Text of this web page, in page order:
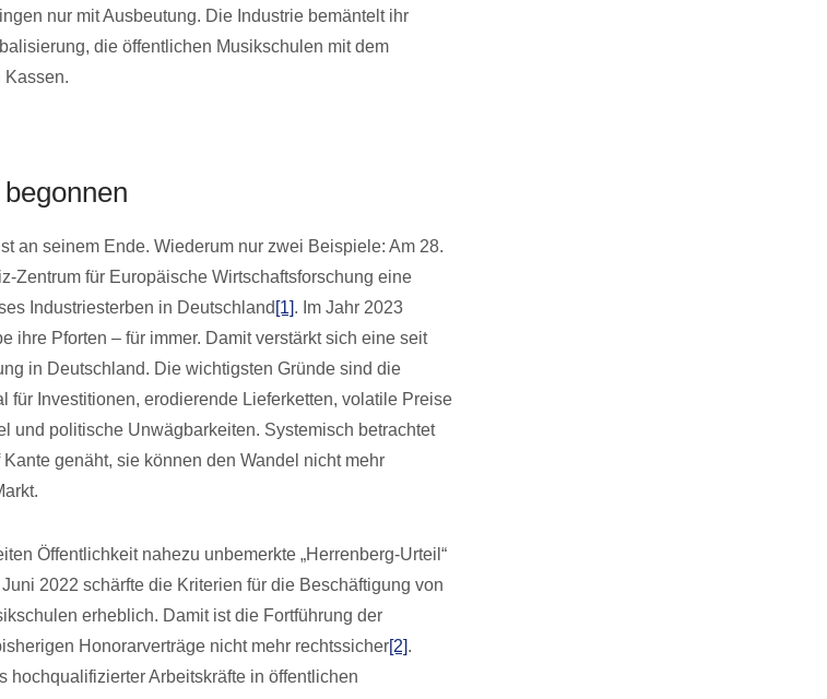
nur mit Ausbeutung. Die Industrie bemäntelt ihr
die öffentlichen Musikschulen mit dem
Kassen.
an seinem Ende. Wiederum nur zwei Beispiele: Am 28.
Zentrum für Europäische Wirtschaftsforschung eine
Industriesterben in Deutschland [1]. Im Jahr 2023
ihre Pforten – für immer. Damit verstärkt sich eine seit
in Deutschland. Die wichtigsten Gründe sind die
für Investitionen, erodierende Lieferketten, volatile Preise
und politische Unwägbarkeiten. Systemisch betrachtet
genäht, sie können den Wandel nicht mehr
Öffentlichkeit nahezu unbemerkte „Herrenberg-Urteil“
2022 schärfte die Kriterien für die Beschäftigung von
erheblich. Damit ist die Fortführung der
Honorarverträge nicht mehr rechtssicher[2].
hochqualifizierter Arbeitskräfte in öffentlichen